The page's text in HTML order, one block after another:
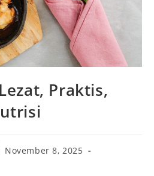
Praktis,
November 8, 2025